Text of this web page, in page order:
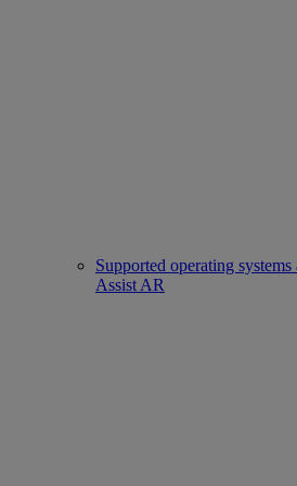
Supported operating
Assist AR